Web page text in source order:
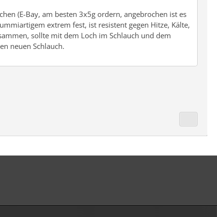
(E-Bay, am besten 3x5g ordern, angebrochen ist es
extrem fest, ist resistent gegen Hitze, Kälte,
sollte mit dem Loch im Schlauch und dem
neuen Schlauch.